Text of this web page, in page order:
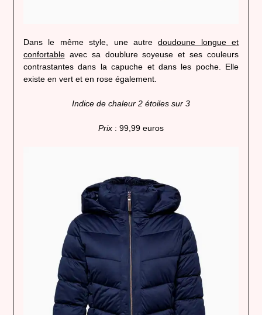
Dans le même style, une autredoudoune longue et
confortableavec sa doublure soyeuse et ses couleurs
contrastantes dans la capuche et dans les poche. Elle
existe en vert et en rose également.
Indice de chaleur 2 étoiles sur 3
Prix : 99,99 euros